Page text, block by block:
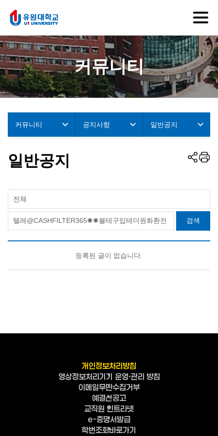
커뮤니티
커뮤니티 공지사항 일반공지
일반공지
전체
검색
등록된 글이 없습니다.
개인정보처리방침
영상정보처리기기 운영·관리 방침
이메일무단수집거부
예결산공고
교직원 인트라넷
e-증명서발급
학번조회바로가기